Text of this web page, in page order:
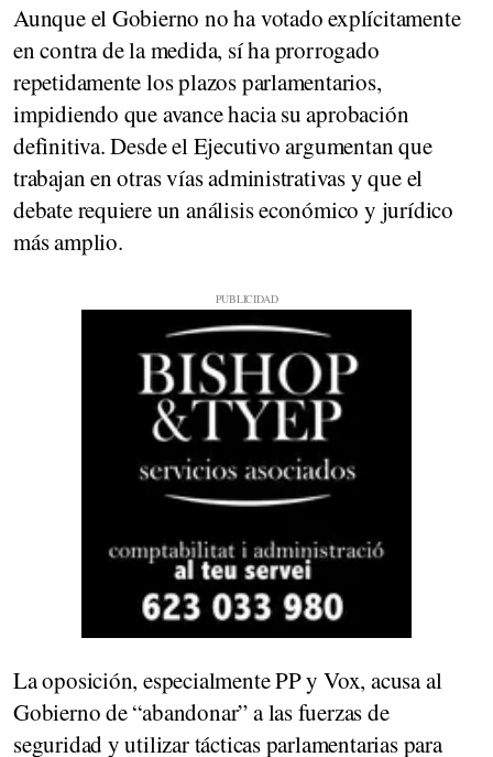
Aunque el Gobierno no ha votado explícitamente
en contra de la medida, sí ha prorrogado
repetidamente los plazos parlamentarios,
impidiendo que avance hacia su aprobación
definitiva. Desde el Ejecutivo argumentan que
trabajan en otras vías administrativas y que el
debate requiere un análisis económico y jurídico
más amplio.
La oposición, especialmente PP y Vox, acusa al
Gobierno de “abandonar” a las fuerzas de
seguridad y utilizar tácticas parlamentarias para